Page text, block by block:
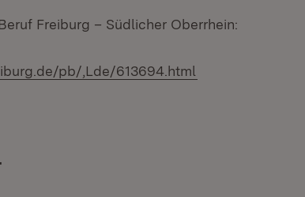
Freiburg – Südlicher Oberrhein:
pb/,Lde/613694.html